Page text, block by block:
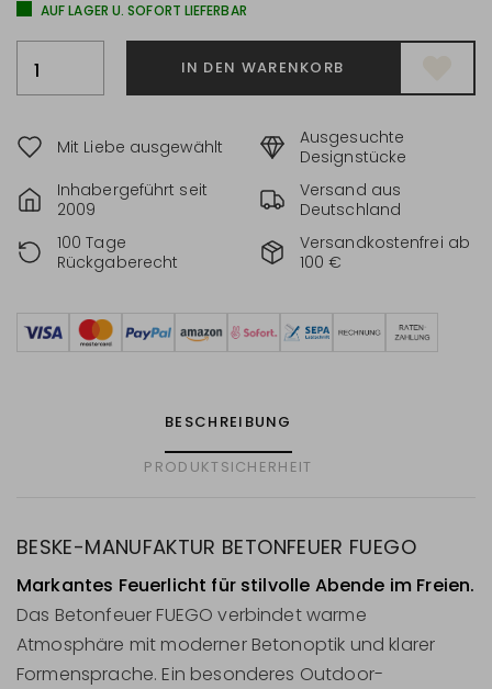
AUF LAGER U. SOFORT LIEFERBAR
IN DEN WARENKORB
Mit Liebe ausgewählt
Ausgesuchte
Designstücke
Inhabergeführt seit
2009
Versand aus
Deutschland
100 Tage
Rückgaberecht
Versandkostenfrei ab
100 €
BESCHREIBUNG
PRODUKTSICHERHEIT
BESKE-MANUFAKTUR BETONFEUER FUEGO
Markantes Feuerlicht für stilvolle Abende im Freien.
Das Betonfeuer FUEGO verbindet warme
Atmosphäre mit moderner Betonoptik und klarer
Formensprache. Ein besonderes Outdoor-